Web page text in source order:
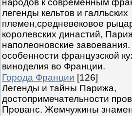
народов к современным
легенды кельтов и галльских
племен,средневековое
королевских династий,
наполеоновские
особенности французской
виноделия во Франции.
Города Франции [126]
Легенды и тайны Парижа,
достопримечательности
Прованс. Жемчужины